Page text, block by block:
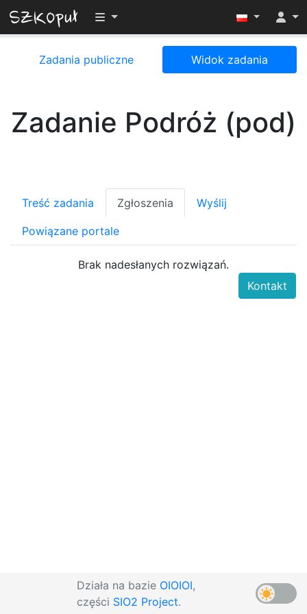
Przełącz widoczność menu
Zadania publiczne Widok zadania
Zadanie Podróż (pod)
Treść zadania Zgłoszenia Wyślij
Powiązane portale
Brak nadesłanych rozwiązań.
Działa na bazie OIOIOI,
części SIO2 Project.
Kontakt